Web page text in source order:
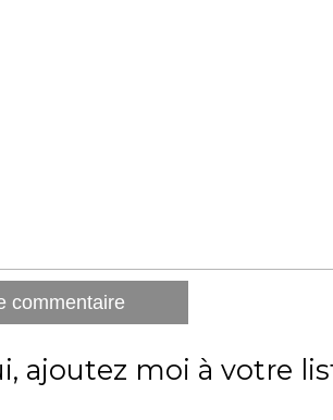
ajoutez moi à votre